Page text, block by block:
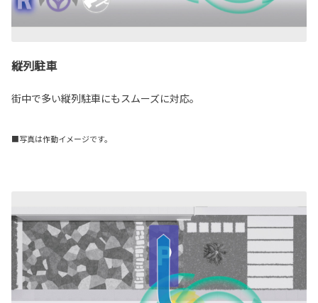
縦列駐車
街中で多い縦列駐車にもスムーズに対応。
■写真は作動イメージです。